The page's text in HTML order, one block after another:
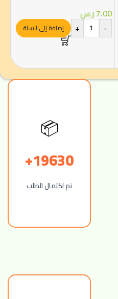
7.00ر.س
-
+ إضافة إلى السلة
📦
19630+
تم اكتمال الطلب